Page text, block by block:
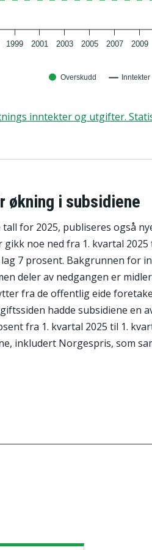
1999 2001 2003 2005 2007 2009
Overskudd Inntekter
inntekter og utgifter.
økning i subsidiene
for 2025, publiseres også
noe ned fra 1. kvartal 2025
7 prosent. Bakgrunnen for
deler av nedgangen er
fra de offentlig eide
hadde subsidiene en
fra 1. kvartal 2025 til 1.
inkludert Norgespris, som